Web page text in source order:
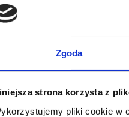
Zgoda
strona korzysta z
pliki cookie w